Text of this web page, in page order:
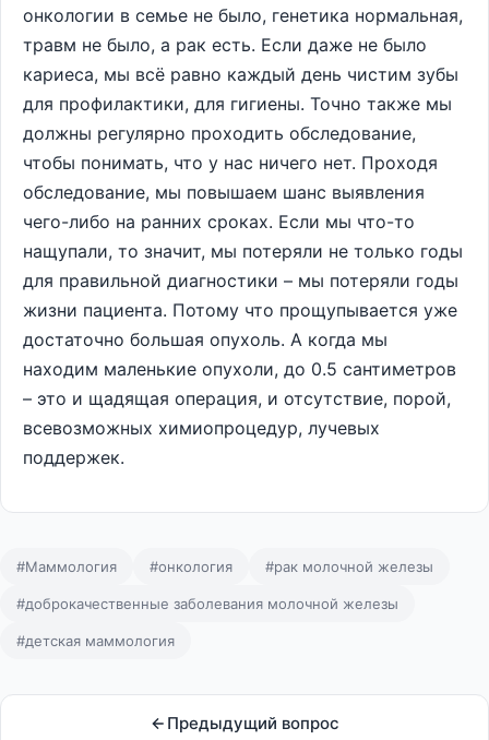
онкологии в семье не было, генетика нормальная,
травм не было, а рак есть. Если даже не было
кариеса, мы всё равно каждый день чистим зубы
для профилактики, для гигиены. Точно также мы
должны регулярно проходить обследование,
чтобы понимать, что у нас ничего нет. Проходя
обследование, мы повышаем шанс выявления
чего-либо на ранних сроках. Если мы что-то
нащупали, то значит, мы потеряли не только годы
для правильной диагностики – мы потеряли годы
жизни пациента. Потому что прощупывается уже
достаточно большая опухоль. А когда мы
находим маленькие опухоли, до 0.5 сантиметров
– это и щадящая операция, и отсутствие, порой,
всевозможных химиопроцедур, лучевых
поддержек.
#Маммология #онкология #рак молочной железы
#доброкачественные заболевания молочной железы
#детская маммология
Предыдущий вопрос